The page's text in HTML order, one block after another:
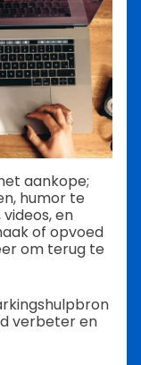
aankope;
humor te
en
of opvoed
om terug te
verbeter en